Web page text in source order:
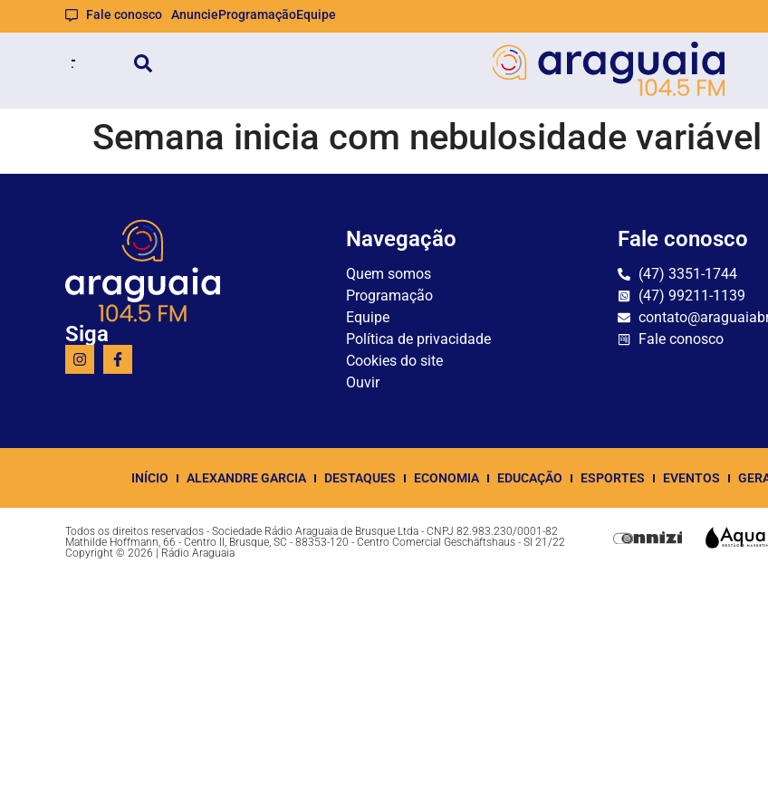
Fale conosco AnuncieProgramaçãoEquipe
Semana inicia com nebulosidade
Siga
Navegação
Quem somos
Programação
Equipe
Política de privacidade
Cookies do site
Ouvir
Fale conosco
(47) 3351-1744
(47) 99211-1139
Fale conosco
INÍCIO ALEXANDRE GARCIA DESTAQUES ECONOMIA EDUCAÇÃO ESPORTES EVENTOS
Todos os direitos reservados - Sociedade Rádio Araguaia de Brusque Ltda - CNPJ 82.983.230/0001-82
Mathilde Hoffmann, 66 - Centro II, Brusque, SC - 88353-120 - Centro Comercial Geschäftshaus - Sl 21/22
Copyright © 2026 | Rádio Araguaia